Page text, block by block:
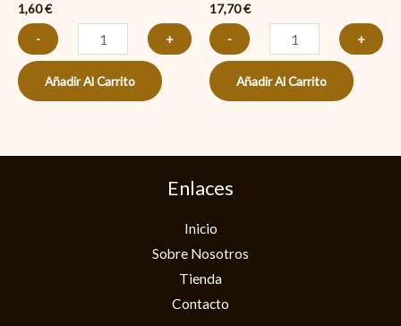
1,60€
-
+
Añadir Al Carrito
17,70€
-
+
Añadir Al Carrito
Enlaces
Inicio
Sobre Nosotros
Tienda
Contacto